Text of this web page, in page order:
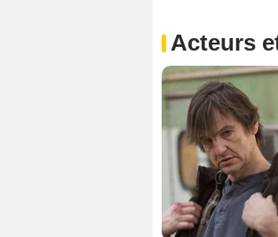
Acteurs